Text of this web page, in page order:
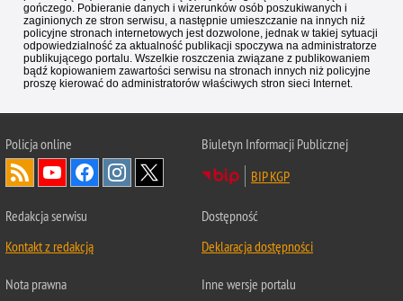
gończego. Pobieranie danych i wizerunków osób poszukiwanych i
zaginionych ze stron serwisu, a następnie umieszczanie na innych niż
policyjne stronach internetowych jest dozwolone, jednak w takiej sytuacji
odpowiedzialność za aktualność publikacji spoczywa na administratorze
publikującego portalu. Wszelkie roszczenia związane z publikowaniem
bądź kopiowaniem zawartości serwisu na stronach innych niż policyjne
proszę kierować do administratorów właściwych stron sieci Internet.
Policjaonline
Biuletyn Informacji Publicznej
BIP KGP
Redakcja serwisu
Kontakt z redakcją
Dostępność
Deklaracja dostępności
Nota prawna
Inne wersje portalu